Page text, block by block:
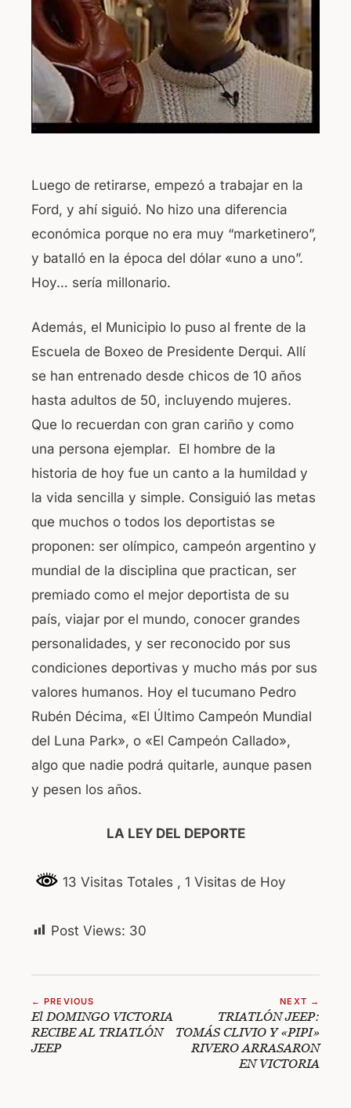
Luego de retirarse, empezó a trabajar en la
Ford, y ahí siguió. No hizo una diferencia
económica porque no era muy “marketinero”,
y batalló en la época del dólar «uno a uno”.
Hoy… sería millonario.
Además, el Municipio lo puso al frente de la
Escuela de Boxeo de Presidente Derqui. Allí
se han entrenado desde chicos de 10 años
hasta adultos de 50, incluyendo mujeres.
Que lo recuerdan con gran cariño y como
una persona ejemplar. El hombre de la
historia de hoy fue un canto a la humildad y
la vida sencilla y simple. Consiguió las metas
que muchos o todos los deportistas se
proponen: ser olímpico, campeón argentino y
mundial de la disciplina que practican, ser
premiado como el mejor deportista de su
país, viajar por el mundo, conocer grandes
personalidades, y ser reconocido por sus
condiciones deportivas y mucho más por sus
valores humanos. Hoy el tucumano Pedro
Rubén Décima, «El Último Campeón Mundial
del Luna Park», o «El Campeón Callado»,
algo que nadie podrá quitarle, aunque pasen
y pesen los años.
LA LEY DEL DEPORTE
13 Visitas Totales , 1 Visitas de Hoy
Post Views: 30
← PREVIOUS
El DOMINGO VICTORIA
RECIBE AL TRIATLÓN
JEEP
NEXT →
TRIATLÓN JEEP:
TOMÁS CLIVIO Y «PIPI»
RIVERO ARRASARON
EN VICTORIA